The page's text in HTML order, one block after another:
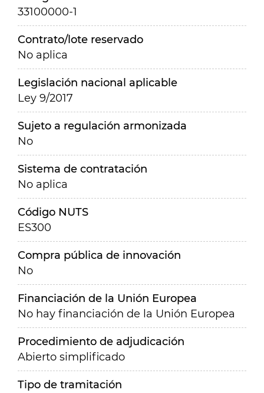
33100000-1
Contrato/lote reservado
No aplica
Legislación nacional aplicable
Ley 9/2017
Sujeto a regulación armonizada
No
Sistema de contratación
No aplica
Código NUTS
ES300
Compra pública de innovación
No
Financiación de la Unión Europea
No hay financiación de la Unión Europea
Procedimiento de adjudicación
Abierto simplificado
Tipo de tramitación